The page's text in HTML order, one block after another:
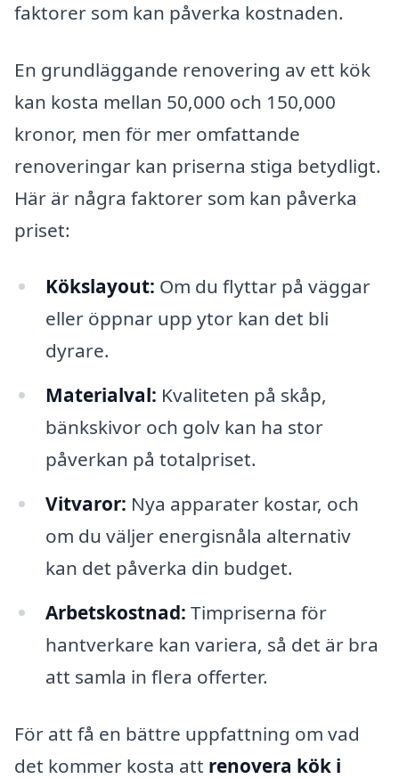
faktorer som kan påverka kostnaden.
En grundläggande renovering av ett kök
kan kosta mellan 50,000 och 150,000
kronor, men för mer omfattande
renoveringar kan priserna stiga betydligt.
Här är några faktorer som kan påverka
priset:
Kökslayout: Om du flyttar på väggar
eller öppnar upp ytor kan det bli
dyrare.
Materialval: Kvaliteten på skåp,
bänkskivor och golv kan ha stor
påverkan på totalpriset.
Vitvaror: Nya apparater kostar, och
om du väljer energisnåla alternativ
kan det påverka din budget.
Arbetskostnad: Timpriserna för
hantverkare kan variera, så det är bra
att samla in flera offerter.
För att få en bättre uppfattning om vad
det kommer kosta att renovera kök i